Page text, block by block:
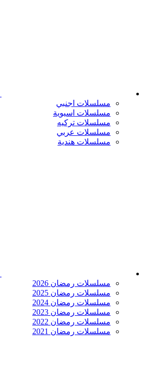
مسلسلات اجنبي
مسلسلات اسيوية
مسلسلات تركيه
مسلسلات عربي
مسلسلات هندية
مسلسلات رمضان 2026
مسلسلات رمضان 2025
مسلسلات رمضان 2024
مسلسلات رمضان 2023
مسلسلات رمضان 2022
مسلسلات رمضان 2021